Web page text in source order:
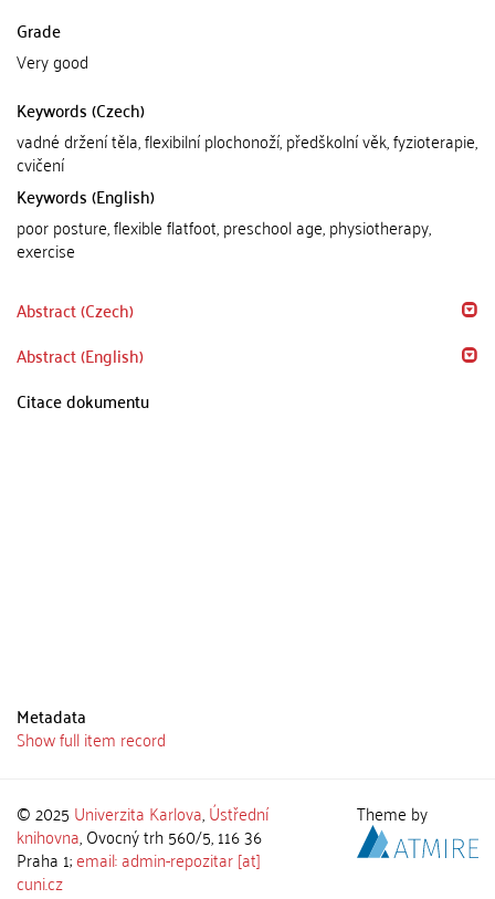
Grade
Very good
Keywords (Czech)
vadné držení těla, flexibilní plochonoží, předškolní věk, fyzioterapie,
cvičení
Keywords (English)
poor posture, flexible flatfoot, preschool age, physiotherapy,
exercise
Abstract (Czech)
Abstract (English)
Citace dokumentu
Metadata
Show full item record
© 2025 Univerzita Karlova,Ústřední
knihovna, Ovocný trh 560/5, 116 36
Praha 1;email: admin-repozitar [at]
cuni.cz
Theme by